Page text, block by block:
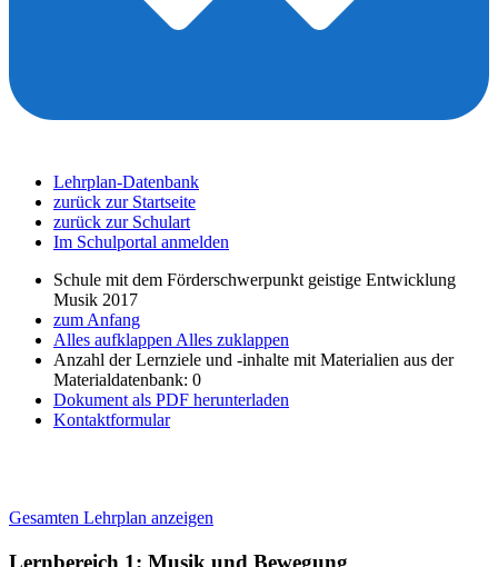
Lehrplan-Datenbank
zurück zur Startseite
zurück zur Schulart
Im Schulportal anmelden
Schule mit dem Förderschwerpunkt geistige Entwicklung
Musik 2017
zum Anfang
Alles aufklappen Alles zuklappen
Anzahl der Lernziele und -inhalte mit Materialien aus der
Materialdatenbank: 0
Dokument als PDF herunterladen
Kontaktformular
Gesamten Lehrplan anzeigen
Lernbereich 1: Musik und Bewegung